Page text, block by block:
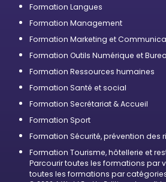
Formation Langues
Formation Management
Formation Marketing et
Formation Outils Numérique et
Formation Ressources humaines
Formation Santé et social
Formation Secrétariat & Accueil
Formation Sport
Formation Sécurité, prévention des
Formation Tourisme, hôtellerie et
Parcourir toutes les formations par
toutes les formations par